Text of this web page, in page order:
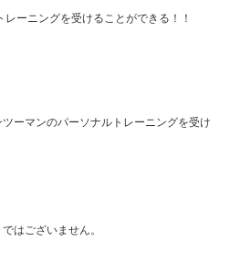
ーニングを受けることができる！！
ーマンのパーソナルトレーニングを受け
はございません。